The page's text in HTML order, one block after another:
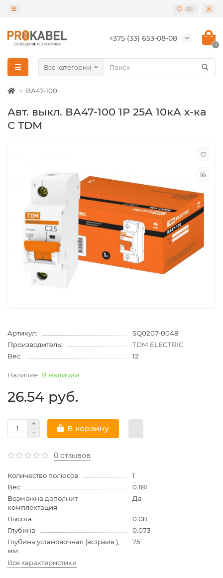
0
+375 (33) 653-08-08
0
Все категории
ВА47-100
Авт. выкл. ВА47-100 1Р 25А 10кА х-ка
С TDM
Артикул:
SQ0207-0048
Производитель:
TDM ELECTRIC
Вес:
12
В наличии
26.54 руб.
В корзину
0 отзывов
Количество полюсов
1
Вес
0.181
Возможна дополнит.
комплектация
Да
Высота
0.08
Глубина
0.073
Глубина установочная (встраив.),
мм
75
Все характеристики